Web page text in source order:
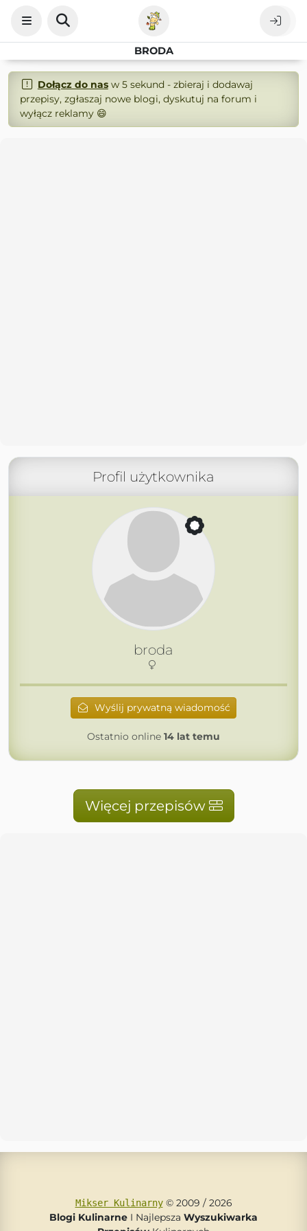
BRODA
Dołącz do nasw 5 sekund - zbieraj i dodawaj
przepisy, zgłaszaj nowe blogi, dyskutuj na forum i
wyłącz reklamy 😄
Profil użytkownika
broda
Wyślij prywatną wiadomość
Ostatnio online 14 lat temu
Więcej przepisów
Mikser Kulinarny© 2009 / 2026
Blogi Kulinarne I Najlepsza Wyszukiwarka